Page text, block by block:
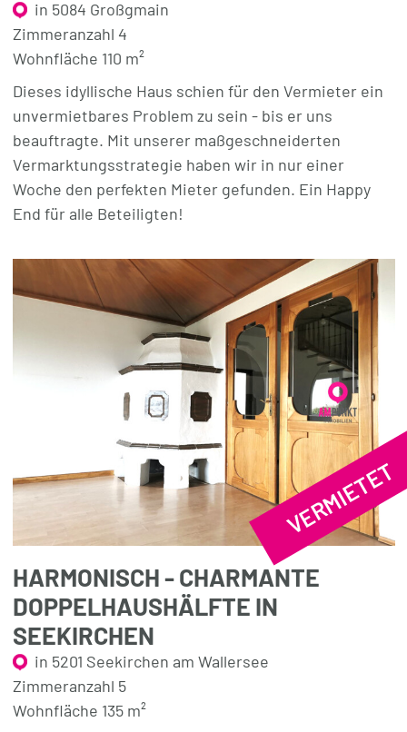
in 5084 Großgmain
Zimmeranzahl 4
Wohnfläche 110 m²
Dieses idyllische Haus schien für den Vermieter ein
unvermietbares Problem zu sein - bis er uns
beauftragte. Mit unserer maßgeschneiderten
Vermarktungsstrategie haben wir in nur einer
Woche den perfekten Mieter gefunden. Ein Happy
End für alle Beteiligten!
VERMIETET
HARMONISCH - CHARMANTE
DOPPELHAUSHÄLFTE IN
SEEKIRCHEN
in 5201 Seekirchen am Wallersee
Zimmeranzahl 5
Wohnfläche 135 m²